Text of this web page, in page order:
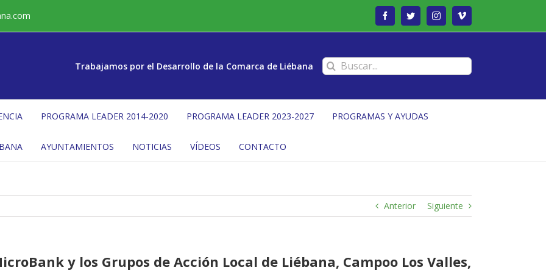
FacebookTwitterInstagramVimeo
Trabajamos por el Desarrollo de la Comarca de Liébana Buscar:
PROGRAMA LEADER 2014-2020 PROGRAMA LEADER 2023-2027 PROGRAMAS Y AYUDAS
AYUNTAMIENTOS NOTICIAS VÍDEOS CONTACTO
Anterior Siguiente
y los Grupos de Acción Local de Liébana, Campoo Los Valles,